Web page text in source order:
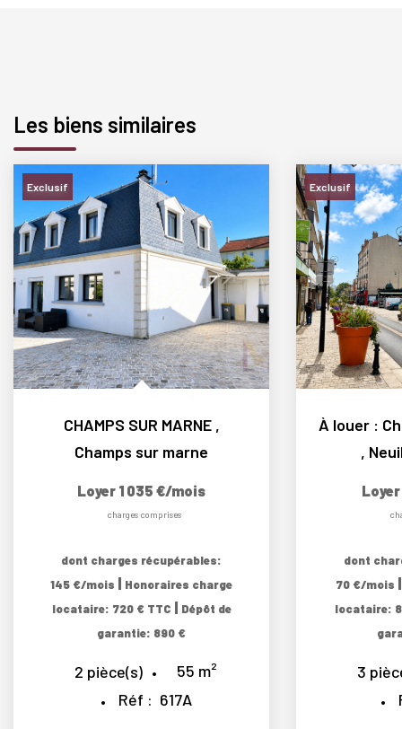
Les biens similaires
Exclusif
CHAMPS SUR MARNE ,
Champs sur marne
Loyer 1 035 €/mois
charges comprises
dont charges récupérables:
145 €/mois | Honoraires charge
locataire: 720 € TTC | Dépôt de
garantie: 890 €
2 pièce(s) 55 m²
Réf : 617A
Exclusif
,
dont
70 €/mois
locataire:
3